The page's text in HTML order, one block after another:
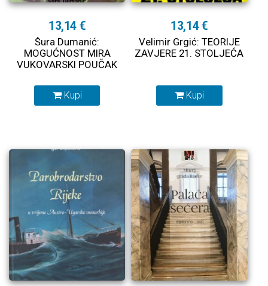
13,14 €
Šura Dumanić:
MOGUĆNOST MIRA
VUKOVARSKI POUČAK
Kupi
13,14 €
Velimir Grgić: TEORIJE
ZAVJERE 21. STOLJEĆA
Kupi